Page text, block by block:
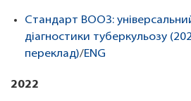
Стандарт ВООЗ:
діагностики туберкульозу
переклад)/ENG
2022